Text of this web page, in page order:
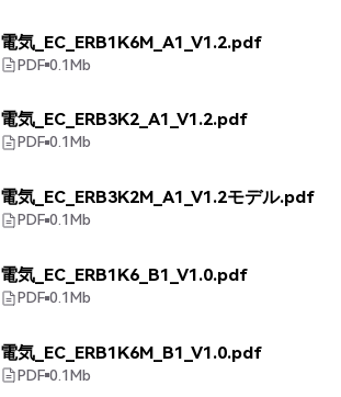
電気_EC_ERB1K6M_A1_V1.2.pdf
PDF 0.1Mb
電気_EC_ERB3K2_A1_V1.2.pdf
PDF 0.1Mb
電気_EC_ERB3K2M_A1_V1.2モデル.pdf
PDF 0.1Mb
電気_EC_ERB1K6_B1_V1.0.pdf
PDF 0.1Mb
電気_EC_ERB1K6M_B1_V1.0.pdf
PDF 0.1Mb